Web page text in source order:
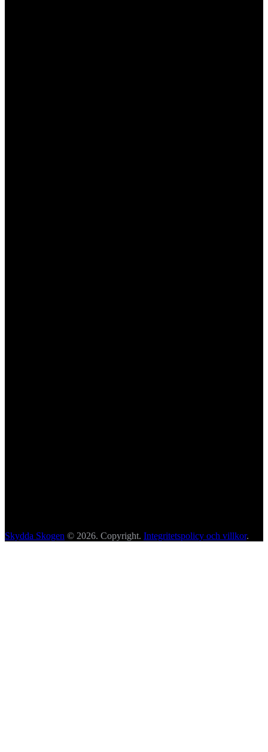
Skydda Skogen © 2026. Copyright. Integritetspolicy och villkor.